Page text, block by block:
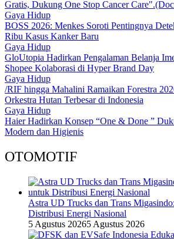
Gaya Hidup
BOSS 2026: Menkes Soroti Pentingnya
Ribu Kasus Kanker Baru
Gaya Hidup
GloUtopia Hadirkan Pengalaman Belanja
Shopee Kolaborasi di Hyper Brand Day
Gaya Hidup
/RIF hingga Mahalini Ramaikan Forestra
Orkestra Hutan Terbesar di Indonesia
Gaya Hidup
Haier Hadirkan Konsep “One & Done ”
Modern dan Higienis
OTOMOTIF
Astra UD Trucks dan Trans
Distribusi Energi Nasional
5 Agustus 20265 Agustus 2026